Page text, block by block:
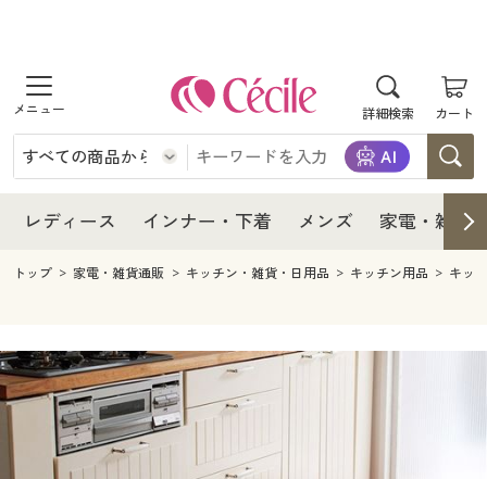
詳細検索 カート
商品を探す
レディース
レディースファッション
インナー・下着
インナー・下着通販すべて
メンズ下着
ジュニア・ティーンズ下着
メンズ
メンズファッション
メンズ下着
家電・雑貨すべて
家電
寝具・インテリア・家具
寝具・インテリア・家具通販すべて
美容・健康
レディース インナー・下着 メンズ 家電・雑貨
レディース
レディース通販すべて
レディースファッション
インナー・下着
インナー・下着通販すべて
ジュニア・ティーンズ下着
メンズ
メンズ下着
家電
キッチン・雑貨・日用品
寝具・インテリア・家具通販すべて
家具・収納
美容・健康
美容・健康通販すべて
制服・スクール
トップ 家電・雑貨通販 キッチン・雑貨・日用品 キッチン用品 キッ